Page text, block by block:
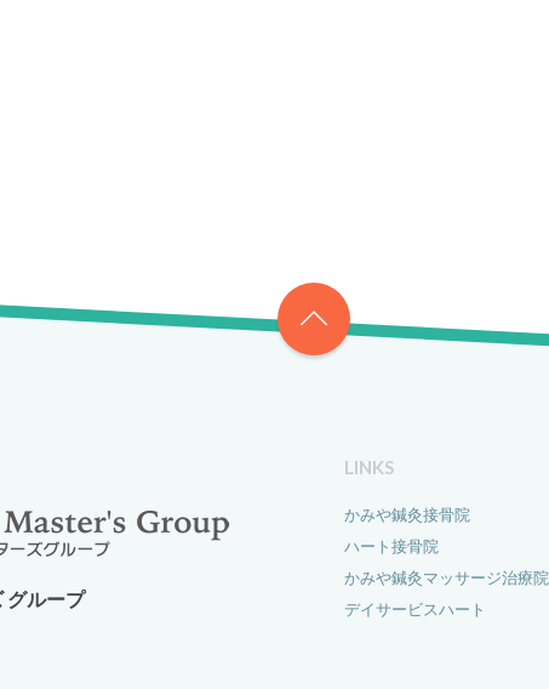
グループ
LINKS
かみや鍼灸接骨院
ハート接骨院
かみや鍼灸マッサージ治療院
デイサービスハート